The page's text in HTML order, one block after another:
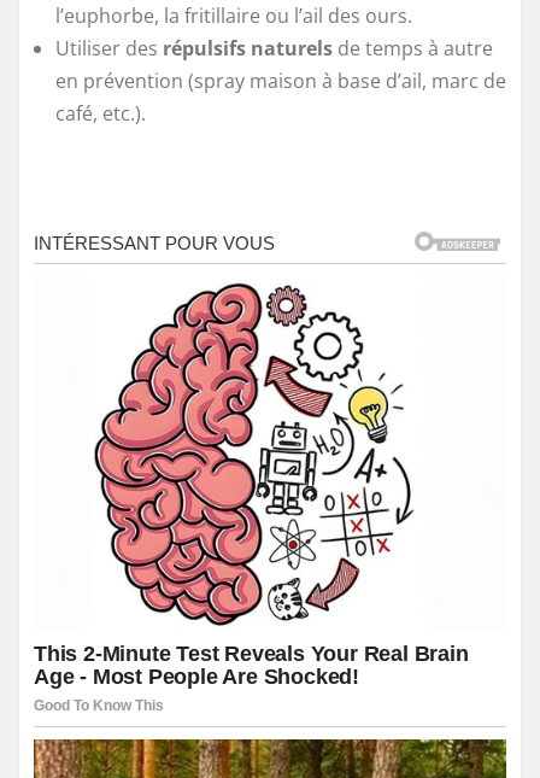
l’euphorbe, la fritillaire ou l’ail des ours.
Utiliser des répulsifs naturels de temps à autre
en prévention (spray maison à base d’ail, marc de
café, etc.).